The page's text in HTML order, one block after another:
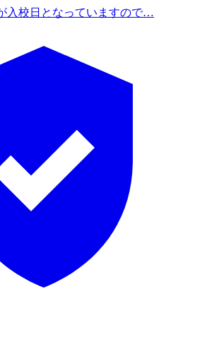
入校日となっていますので…